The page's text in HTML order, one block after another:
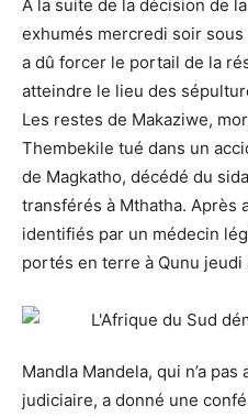
A la suite de la décision de
exhumés mercredi soir
a dû forcer le portail de la
atteindre le lieu des
Les restes de Makaziwe,
Thembekile tué dans un
de Magkatho, décédé du
transférés à Mthatha. Après
identifiés par un médecin
portés en terre à Qunu jeudi
Mandla Mandela, qui n’a
judiciaire, a donné une